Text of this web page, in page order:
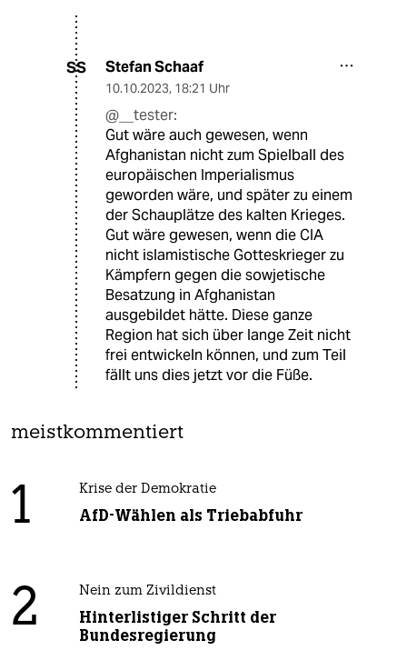
SS Stefan Schaaf
10.10.2023, 18:21 Uhr
@__tester:
Gut wäre auch gewesen, wenn
Afghanistan nicht zum Spielball des
europäischen Imperialismus
geworden wäre, und später zu einem
der Schauplätze des kalten Krieges.
Gut wäre gewesen, wenn die CIA
nicht islamistische Gotteskrieger zu
Kämpfern gegen die sowjetische
Besatzung in Afghanistan
ausgebildet hätte. Diese ganze
Region hat sich über lange Zeit nicht
frei entwickeln können, und zum Teil
fällt uns dies jetzt vor die Füße.
meistkommentiert
1 Krise der Demokratie
AfD-Wählen als Triebabfuhr
2 Nein zum Zivildienst
Hinterlistiger Schritt der
Bundesregierung